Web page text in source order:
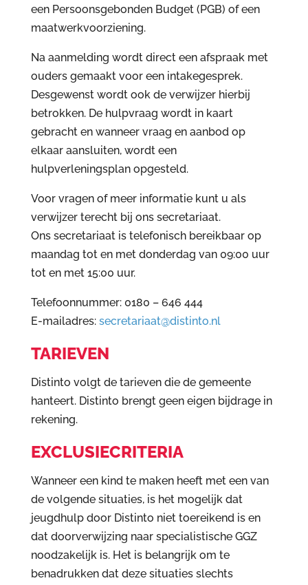
een Persoonsgebonden Budget (PGB) of een
maatwerkvoorziening.
Na aanmelding wordt direct een afspraak met
ouders gemaakt voor een intakegesprek.
Desgewenst wordt ook de verwijzer hierbij
betrokken. De hulpvraag wordt in kaart
gebracht en wanneer vraag en aanbod op
elkaar aansluiten, wordt een
hulpverleningsplan opgesteld.
Voor vragen of meer informatie kunt u als
verwijzer terecht bij ons secretariaat.
Ons secretariaat is telefonisch bereikbaar op
maandag tot en met donderdag van 09:00 uur
tot en met 15:00 uur.
Telefoonnummer: 0180 – 646 444
E-mailadres: secretariaat@distinto.nl
TARIEVEN
Distinto volgt de tarieven die de gemeente
hanteert. Distinto brengt geen eigen bijdrage in
rekening.
EXCLUSIECRITERIA
Wanneer een kind te maken heeft met een van
de volgende situaties, is het mogelijk dat
jeugdhulp door Distinto niet toereikend is en
dat doorverwijzing naar specialistische GGZ
noodzakelijk is. Het is belangrijk om te
benadrukken dat deze situaties slechts